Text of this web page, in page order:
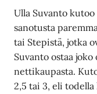
Ulla Suvanto
sanotusta
tai Stepistä, jotka
Suvanto ostaa
nettikaupasta.
2,5 tai 3, eli